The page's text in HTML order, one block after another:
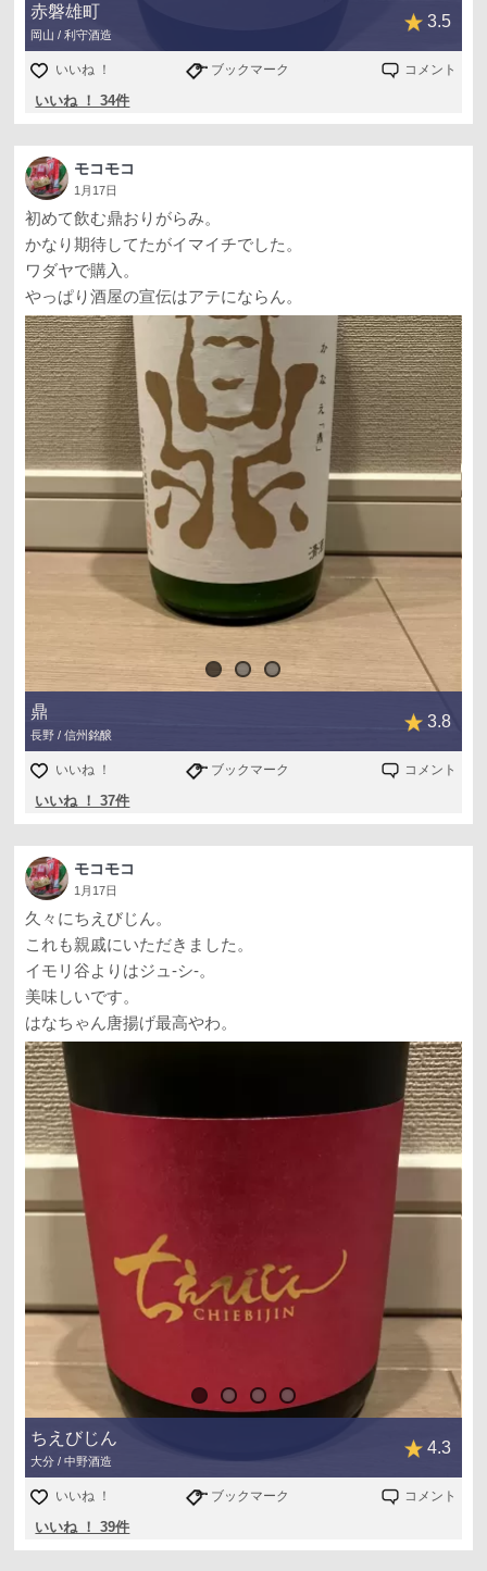
赤磐雄町
岡山 / 利守酒造
3.5
いいね ！ ブックマーク コメント
いいね ！ 34件
モコモコ
1月17日
初めて飲む鼎おりがらみ。
かなり期待してたがイマイチでした。
ワダヤで購入。
やっぱり酒屋の宣伝はアテにならん。
鼎
長野 / 信州銘醸
3.8
いいね ！ ブックマーク コメント
いいね ！ 37件
モコモコ
1月17日
久々にちえびじん。
これも親戚にいただきました。
イモリ谷よりはジュ-シ-。
美味しいです。
はなちゃん唐揚げ最高やわ。
ちえびじん
大分 / 中野酒造
4.3
いいね ！ ブックマーク コメント
いいね ！ 39件